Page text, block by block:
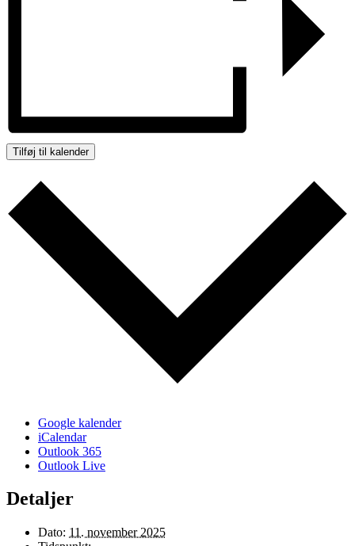
Tilføj til kalender
Google kalender
iCalendar
Outlook 365
Outlook Live
Detaljer
Dato: 11. november 2025